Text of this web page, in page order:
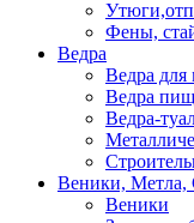
Фены,
Ведра
Ведра для
Ведра
Ведра-
Веники,
Веники